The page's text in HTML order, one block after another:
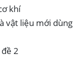
khí
vật liệu mới dùng
2